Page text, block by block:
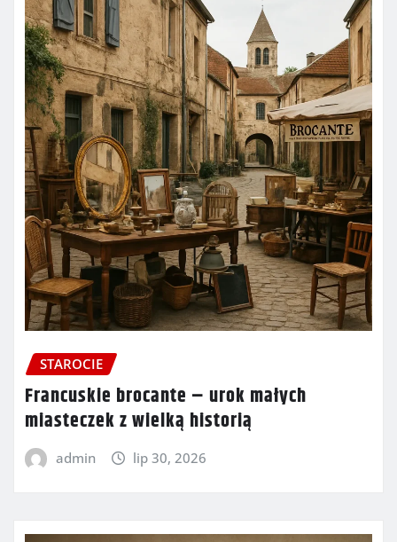
STAROCIE
Francuskie brocante – urok małych
miasteczek z wielką historią
admin lip 30, 2026